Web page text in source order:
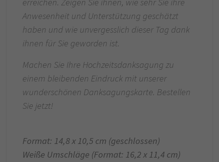
erreichen. Zeigen Sie ihnen, wie sehr Sie ihre
Anwesenheit und Unterstützung geschätzt
haben und wie unvergesslich dieser Tag dank
ihnen für Sie geworden ist.
Machen Sie Ihre Hochzeitsdanksagung zu
einem bleibenden Eindruck mit unserer
wunderschönen Danksagungskarte. Bestellen
Sie jetzt!
Format: 14,8 x 10,5 cm (geschlossen)
Weiße Umschläge (Format: 16,2 x 11,4 cm)